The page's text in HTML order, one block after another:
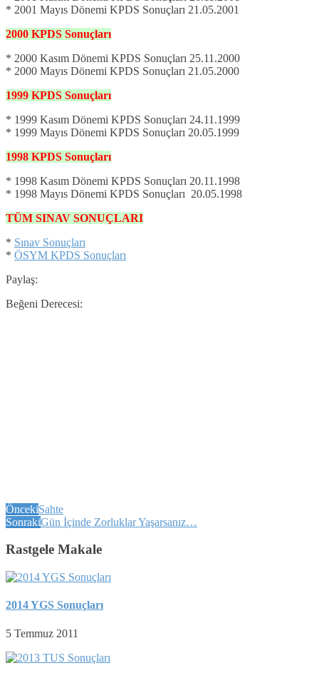
* 2001 Mayıs Dönemi KPDS Sonuçları 21.05.2001
2000 KPDS Sonuçları
* 2000 Kasım Dönemi KPDS Sonuçları 25.11.2000
* 2000 Mayıs Dönemi KPDS Sonuçları 21.05.2000
1999 KPDS Sonuçları
* 1999 Kasım Dönemi KPDS Sonuçları 24.11.1999
* 1999 Mayıs Dönemi KPDS Sonuçları 20.05.1999
1998 KPDS Sonuçları
* 1998 Kasım Dönemi KPDS Sonuçları 20.11.1998
* 1998 Mayıs Dönemi KPDS Sonuçları 20.05.1998
TÜM SINAV SONUÇLARI
* Sınav Sonuçları
* ÖSYM KPDS Sonuçları
Paylaş:
Beğeni Derecesi:
ÖncekiSahte
SonrakiGün İçinde Zorluklar Yaşarsanız…
Rastgele Makale
2014 YGS Sonuçları
5 Temmuz 2011